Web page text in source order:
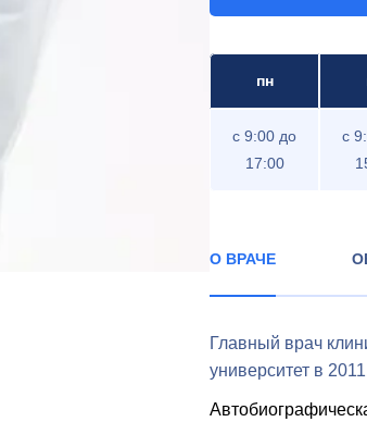
пн
с 9:00 до
17:00
c
О ВРАЧЕ
Главный врач
университет в